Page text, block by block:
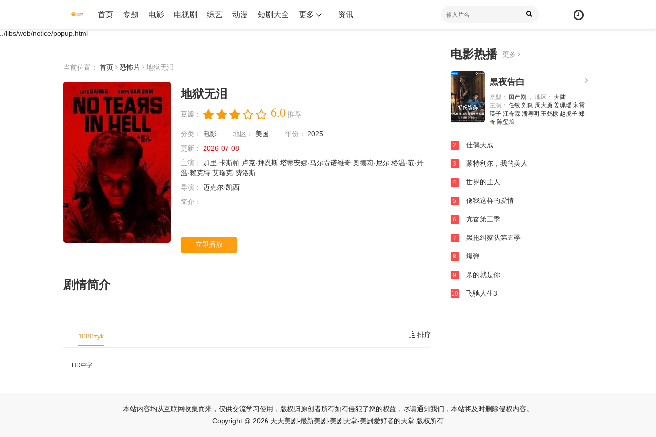
首页 专题 电影 电视剧 综艺 动漫 短剧大全 更多 资讯
../libs/web/notice/popup.html
当前位置： 首页 恐怖片 地狱无泪
地狱无泪
豆瓣： 6.0 推荐
分类： 电影 地区： 美国 年份：
2025
更新：
2026-07-08
主演：
加里·卡斯帕 卢克·拜恩斯 塔蒂安娜·马尔贾诺维奇 奥德莉·尼尔 格温·范·丹
温·赖克特 艾瑞克·费洛斯
导演：
迈克尔·凯西
简介：
立即播放
剧情简介
排序
1080zyk
HD中字
电影热播 更多
黑夜告白
类型： 国产剧 ， 地区：
大陆
主演： 任敏 刘闯 周大勇 姜珮瑶 宋霄
瑛子 江奇霖 潘粤明 王鹤棣 赵虎子 郑
奇 陈玺旭
2 佳偶天成
3 蒙特利尔，我的美人
4 世界的主人
5 像我这样的爱情
6 亢奋第三季
7 黑袍纠察队第五季
8 爆弹
9 杀的就是你
10 飞驰人生3
本站内容均从互联网收集而来，仅供交流学习使用，版权归原创者所有如有侵犯了您的权益，尽请通知我们，本站将及时删除侵权内容。
Copyright @ 2026 天天美剧-最新美剧-美剧天堂-美剧爱好者的天堂 版权所有